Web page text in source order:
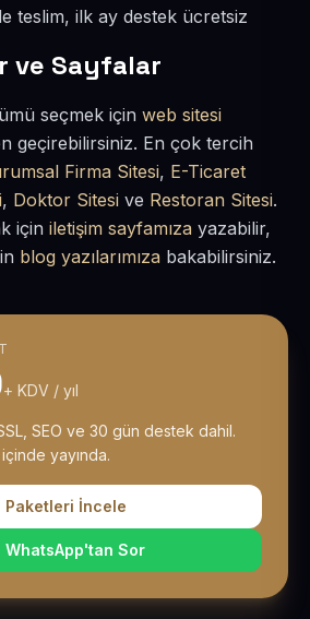
teslim, ilk ay destek ücretsiz
ve Sayfalar
seçmek için web sitesi
geçirebilirsiniz. En çok tercih
Firma Sitesi, E-Ticaret
, Doktor Sitesi ve Restoran Sitesi.
için iletişim sayfamıza yazabilir,
blog yazılarımıza bakabilirsiniz.
+ KDV / yıl
SEO ve 30 gün destek dahil.
yayında.
Paketleri İncele
WhatsApp'tan Sor